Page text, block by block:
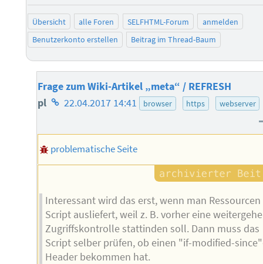
Übersicht alle Foren SELFHTML-Forum
anmelden
Benutzerkonto erstellen
Beitrag im Thread-Baum
Frage zum Wiki-Artikel „meta“ / REFRESH
pl Homepage
Autors
22.04.2017 14:41 browser https webserver
problematische Seite
Interessant wird das erst, wenn man Ressourcen
Script ausliefert, weil z. B. vorher eine
Zugriffskontrolle stattinden soll. Dann muss das
Script selber prüfen, ob einen "if-modified-
Header bekommen hat.